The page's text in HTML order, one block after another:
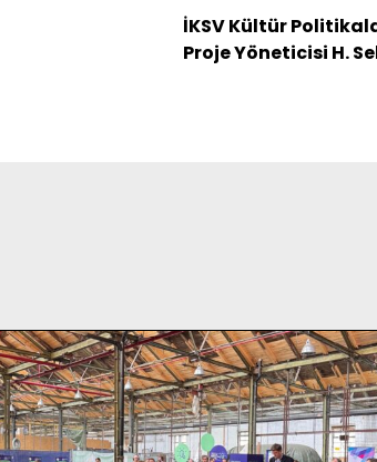
İKSV Kültür
Proje Yöneticisi H.